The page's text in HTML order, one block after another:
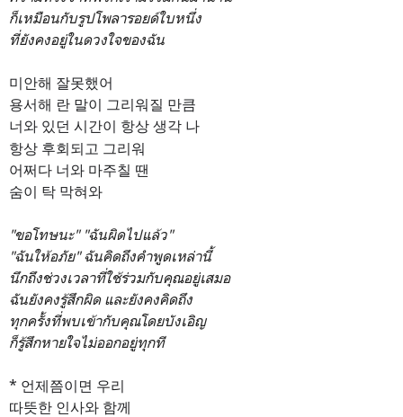
ก็เหมือนกับรูปโพลารอยด์ใบหนึ่ง
ที่ยังคงอยู่ในดวงใจของฉัน
미안해 잘못했어
용서해 란 말이 그리워질 만큼
너와 있던 시간이 항상 생각 나
항상 후회되고 그리워
어쩌다 너와 마주칠 땐
숨이 탁 막혀와
"ขอโทษนะ" "ฉันผิดไปแล้ว"
"ฉันให้อภัย" ฉันคิดถึงคำพูดเหล่านี้
นึกถึงช่วงเวลาที่ใช้ร่วมกับคุณอยู่เสมอ
ฉันยังคงรู้สึกผิด และยังคงคิดถึง
ทุกครั้งที่พบเข้ากับคุณโดยบังเอิญ
ก็รู้สึกหายใจไม่ออกอยู่ทุกที
* 언제쯤이면 우리
따뜻한 인사와 함께